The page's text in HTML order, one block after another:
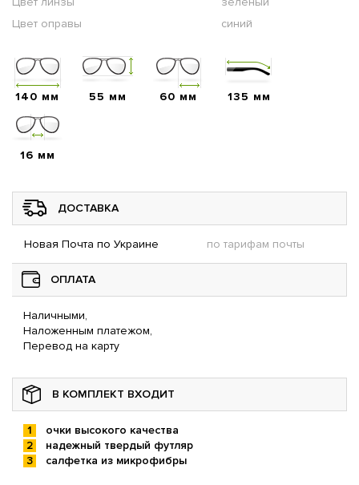
Цвет оправы
синий
140 мм 55 мм 60 мм 135 мм
16 мм
ДОСТАВКА
Новая Почта по Украине по тарифам почты
ОПЛАТА
Наличными,
Наложенным платежом,
Перевод на карту
В КОМПЛЕКТ ВХОДИТ
очки высокого качества
надежный твердый футляр
салфетка из микрофибры